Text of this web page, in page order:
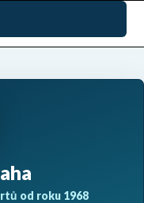
od roku 1968